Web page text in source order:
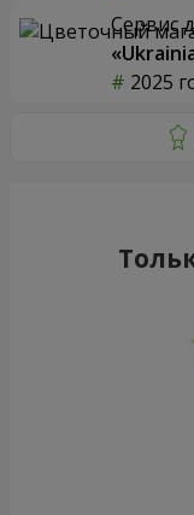
Сервис
2025